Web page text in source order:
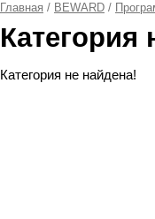
Главная / BEWARD /
Категория
Категория не найдена!